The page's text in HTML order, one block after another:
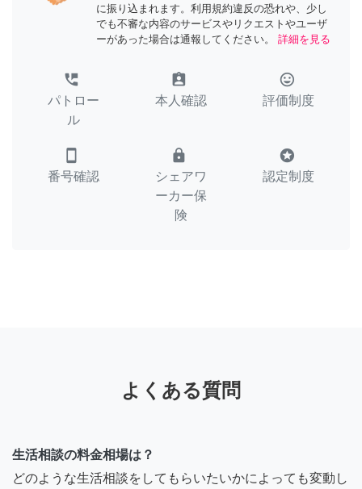
に振り込まれます。利用規約違反の恐れや、少し
でも不審な内容のサービスやリクエストやユーザ
ーがあった場合は通報してください。
詳細を見る
perm_phone_msg
パトロー
ル
assignment_ind
本人確認
tag_faces
評価制度
smartphone
番号確認
lock
シェアワ
ーカー保
険
stars
認定制度
よくある質問
生活相談の料金相場は？
どのような生活相談をしてもらいたいかによっても変動し